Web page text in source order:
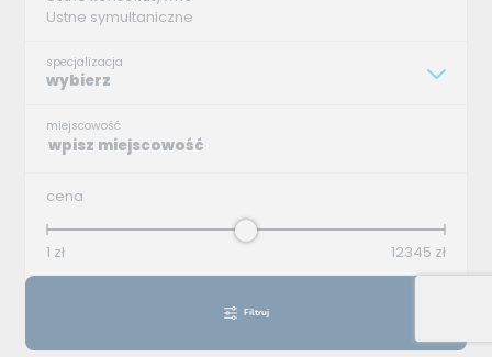
Ustne symultaniczne
specjalizacja
wybierz
miejscowość
cena
1 zł 12345 zł
Filtruj